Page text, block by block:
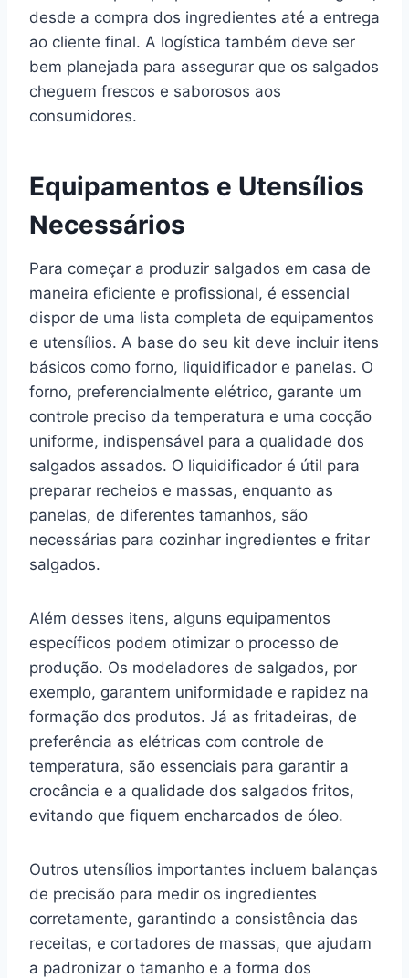
desde a compra dos ingredientes até a entrega
ao cliente final. A logística também deve ser
bem planejada para assegurar que os salgados
cheguem frescos e saborosos aos
consumidores.
Equipamentos e Utensílios
Necessários
Para começar a produzir salgados em casa de
maneira eficiente e profissional, é essencial
dispor de uma lista completa de equipamentos
e utensílios. A base do seu kit deve incluir itens
básicos como forno, liquidificador e panelas. O
forno, preferencialmente elétrico, garante um
controle preciso da temperatura e uma cocção
uniforme, indispensável para a qualidade dos
salgados assados. O liquidificador é útil para
preparar recheios e massas, enquanto as
panelas, de diferentes tamanhos, são
necessárias para cozinhar ingredientes e fritar
salgados.
Além desses itens, alguns equipamentos
específicos podem otimizar o processo de
produção. Os modeladores de salgados, por
exemplo, garantem uniformidade e rapidez na
formação dos produtos. Já as fritadeiras, de
preferência as elétricas com controle de
temperatura, são essenciais para garantir a
crocância e a qualidade dos salgados fritos,
evitando que fiquem encharcados de óleo.
Outros utensílios importantes incluem balanças
de precisão para medir os ingredientes
corretamente, garantindo a consistência das
receitas, e cortadores de massas, que ajudam
a padronizar o tamanho e a forma dos